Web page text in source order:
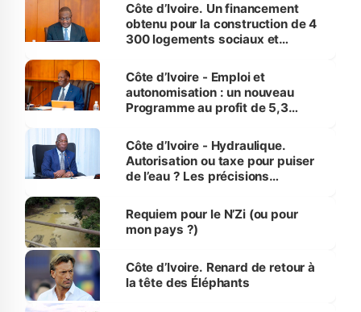
Côte d’Ivoire. Un financement
obtenu pour la construction de 4
300 logements sociaux et
et Yamoussoukro
Côte d’Ivoire - Emploi et
autonomisation : un nouveau
Programme au profit de 5,3
Côte d’Ivoire - Hydraulique.
Autorisation ou taxe pour puiser
de l’eau ? Les précisions
Requiem pour le N’Zi (ou pour
mon pays ?)
Côte d’Ivoire. Renard de retour à
la tête des Éléphants